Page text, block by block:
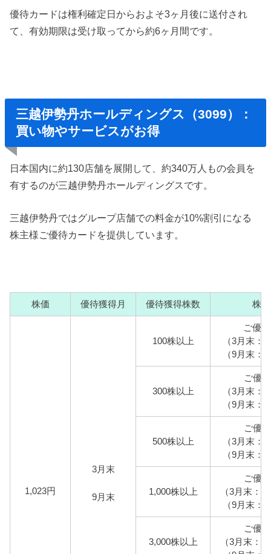
優待カードは権利確定日からおよそ3ヶ月後に送付され
て、有効期限は受け取ってから約6ヶ月間です。
三越伊勢丹ホールディングス（3099）：
買い物やサービスがお得
日本国内に約130店舗を展開して、約340万人もの会員を
有するのが三越伊勢丹ホールディングスです。
三越伊勢丹ではグループ店舗での料金が10%割引になる
株主様ご優待カードを提供しています。
株価 優待獲得月 優待獲得株数 株
1,023円
3月末
9月末
100株以上
ご優
（3月末：
（9月末：
300株以上
ご優
（3月末：
（9月末：
500株以上
ご優
（3月末：
（9月末：
1,000株以上
ご優
（3月末：
（9月末：
3,000株以上
ご優
（3月末：